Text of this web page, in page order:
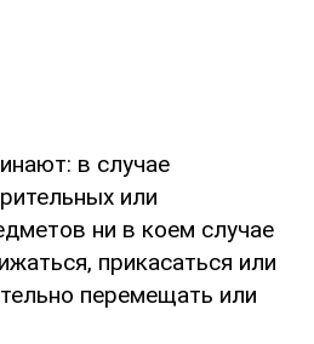
в случае
или
ни в коем случае
прикасаться или
перемещать или